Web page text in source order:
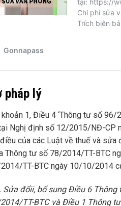
pháp lý
1, Điều 4 ‘Thông tư số 96/
Nghị định số 12/2015/NĐ-CP
của các Luật về thuế và
Thông tư số 78/2014/TT-BTC
TT-BTC ngày 10/10/2014
Sửa đổii, bổsung Điều 6 Thông
TT-BTC và Điều 1 Thông